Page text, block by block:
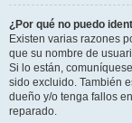
¿Por qué no puedo
Existen varias razones
que su nombre de
Si lo están,
sido excluido. También
dueño y/o tenga fallos
reparado.